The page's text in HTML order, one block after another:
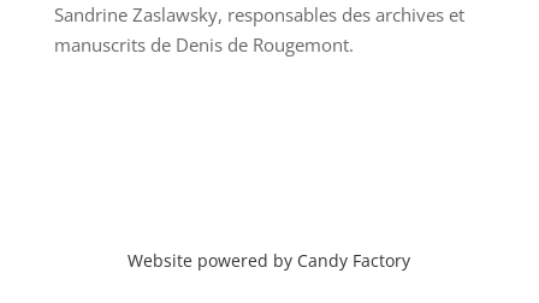
Sandrine Zaslawsky, responsables des archives et
manuscrits de Denis de Rougemont.
Website powered by Candy Factory